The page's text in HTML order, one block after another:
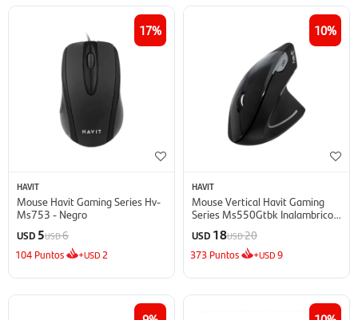
17
HAVIT
Mouse Havit Gaming Series Hv-
Ms753 - Negro
USD 5USD6
104 Puntos +USD 2
10
HAVIT
Mouse Vertical Havit Gaming
Series Ms550Gtbk Inalambrico -
USD 18USD20
373 Puntos +USD9